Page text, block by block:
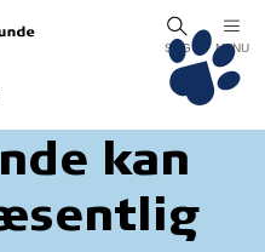
MENU
SØG
kan